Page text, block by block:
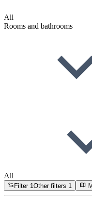
All
Rooms and bathrooms
All
Filter 1Other filters 1